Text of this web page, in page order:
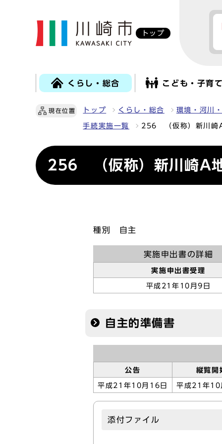
トップ
くらし・総合 こども・子育
現在位置 トップ くらし・総合 環境・河川
手続実施一覧 256 （仮称）新川崎
256 （仮称）新川崎A
種別 自主
実施申出書の詳細
実施申出書受理
平成21年10月9日
自主的準備書
公告 縦覧開
平成21年10月16日 平成21年
添付ファイル